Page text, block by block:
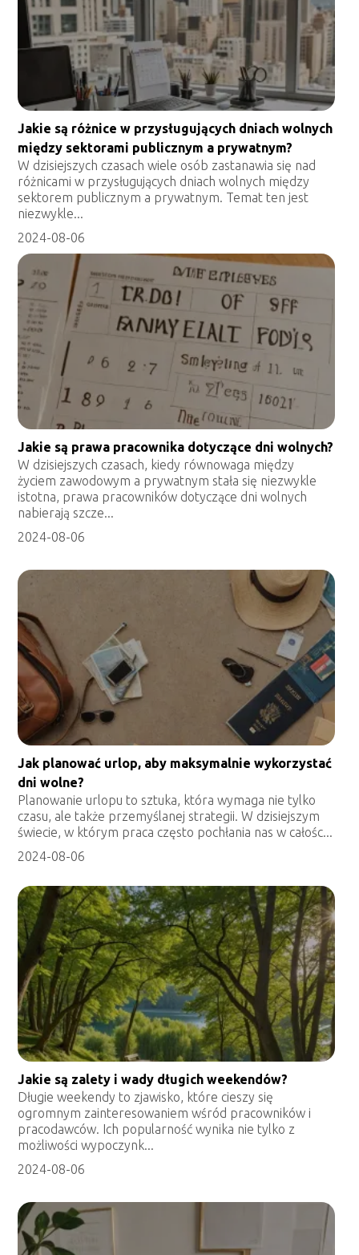
Jakie są różnice w przysługujących dniach wolnych
między sektorami publicznym a prywatnym?
W dzisiejszych czasach wiele osób zastanawia się nad
różnicami w przysługujących dniach wolnych między
sektorem publicznym a prywatnym. Temat ten jest
niezwykle...
2024-08-06
Jakie są prawa pracownika dotyczące dni wolnych?
W dzisiejszych czasach, kiedy równowaga między
życiem zawodowym a prywatnym stała się niezwykle
istotna, prawa pracowników dotyczące dni wolnych
nabierają szcze...
2024-08-06
Jak planować urlop, aby maksymalnie wykorzystać
dni wolne?
Planowanie urlopu to sztuka, która wymaga nie tylko
czasu, ale także przemyślanej strategii. W dzisiejszym
świecie, w którym praca często pochłania nas w całośc...
2024-08-06
Jakie są zalety i wady długich weekendów?
Długie weekendy to zjawisko, które cieszy się
ogromnym zainteresowaniem wśród pracowników i
pracodawców. Ich popularność wynika nie tylko z
możliwości wypoczynk...
2024-08-06